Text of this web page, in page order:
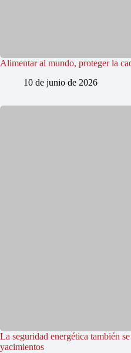
Alimentar al mundo, proteger la
10 de junio de 2026
La seguridad energética también
yacimientos